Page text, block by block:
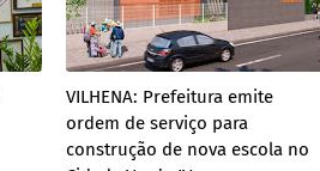
VILHENA: Prefeitura emite
ordem de serviço para
construção de nova escola no